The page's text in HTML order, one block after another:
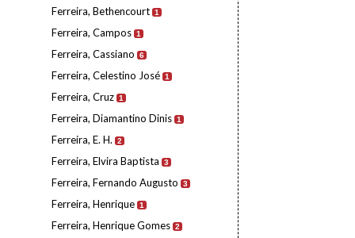
Ferreira, Bethencourt 1
Ferreira, Campos 1
Ferreira, Cassiano 6
Ferreira, Celestino José 1
Ferreira, Cruz 1
Ferreira, Diamantino Dinis 1
Ferreira, E. H. 2
Ferreira, Elvira Baptista 3
Ferreira, Fernando Augusto 3
Ferreira, Henrique 1
Ferreira, Henrique Gomes 2